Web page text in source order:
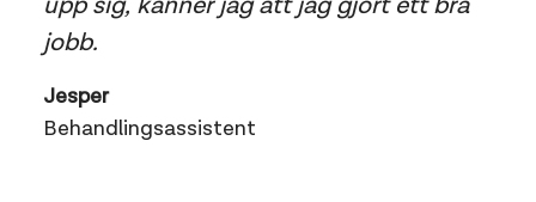
jobb.
Jesper
Behandlingsassistent